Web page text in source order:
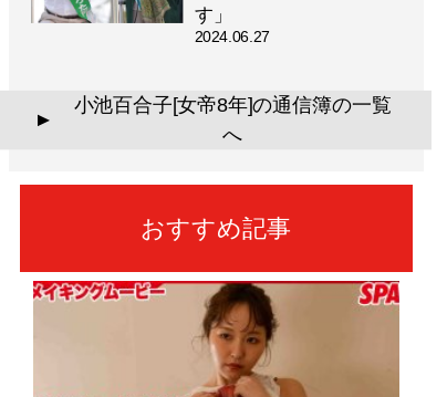
す」
2024.06.27
▲
小池百合子[女帝8年]の通信簿の一覧
へ
おすすめ記事